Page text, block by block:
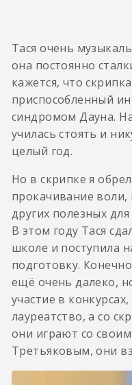
Тася очень
она постоянно
кажется, что
приспособленный
синдромом Дауна.
училась стоять и
целый год.
Но в скрипке я
прокачивание
других полезных
В этом году Тася
школе и поступила
подготовку.
ещё очень далеко,
участие в
лауреатство, а со
они играют со
Третьяковым, они